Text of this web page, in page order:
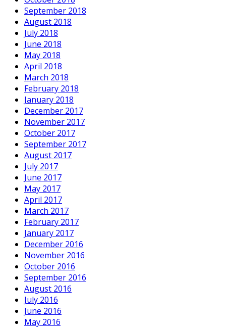
September 2018
August 2018
July 2018
June 2018
May 2018
April 2018
March 2018
February 2018
January 2018
December 2017
November 2017
October 2017
September 2017
August 2017
July 2017
June 2017
May 2017
April 2017
March 2017
February 2017
January 2017
December 2016
November 2016
October 2016
September 2016
August 2016
July 2016
June 2016
May 2016